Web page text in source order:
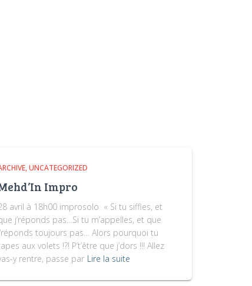
UNCATEGORIZED
Impro
avril à 18h00 improsolo « Si tu siffles, et
j’réponds pas…Si tu m’appelles, et que
toujours pas… Alors pourquoi tu
aux volets !?! P’t’être que j’dors !!! Allez
y rentre, passe par Lire la suite